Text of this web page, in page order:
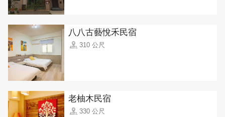
八八古藝悅禾民宿
310 公尺
老柚木民宿
330 公尺